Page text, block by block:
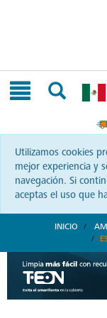
Utilizamos cookies
mejor experiencia y
navegación. Si
aceptas el uso que
INICIO